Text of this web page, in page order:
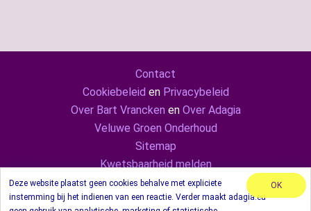
Contact
Cookiebeleid en Privacybeleid
Over Bart Vrancken en Over Adagia
Veluwe Groen Onderhoud
Sitemap
Kwetsbaarheid melden
Adagia ook opMastodonenLinkedIn
© 2024 Adagia. Met behulp van thema Sydney.
OK
Deze website plaatst geen cookies behalve met expliciete
instemming bij het indienen van een reactie. Verder maakt adagia.eu